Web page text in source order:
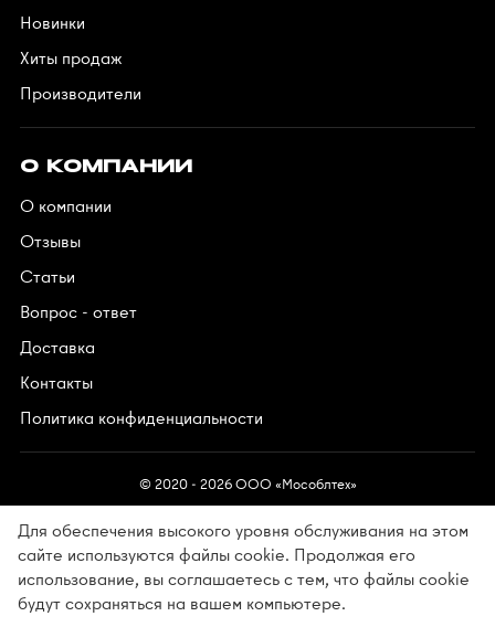
Новинки
Хиты продаж
Производители
О КОМПАНИИ
О компании
Отзывы
Статьи
Вопрос - ответ
Доставка
Контакты
Политика конфиденциальности
© 2020 - 2026 OOO «Мособлтех»
Разработано в АйПи5
Для обеспечения высокого уровня обслуживания на этом
сайте используются файлы cookie. Продолжая его
использование, вы соглашаетесь с тем, что файлы cookie
будут сохраняться на вашем компьютере.